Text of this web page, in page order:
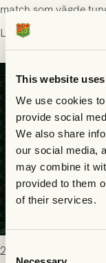
This website
We use cookies
provide social
We also share
our social media,
may combine it
provided to them
of their services.
Consent
match som vägde
delades efter
Läs mer
2026-07-25 19:00